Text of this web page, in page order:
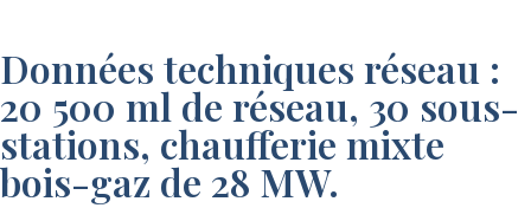
Données techniques réseau :
20 500 ml de réseau, 30 sous-
stations, chaufferie mixte
bois-gaz de 28 MW.